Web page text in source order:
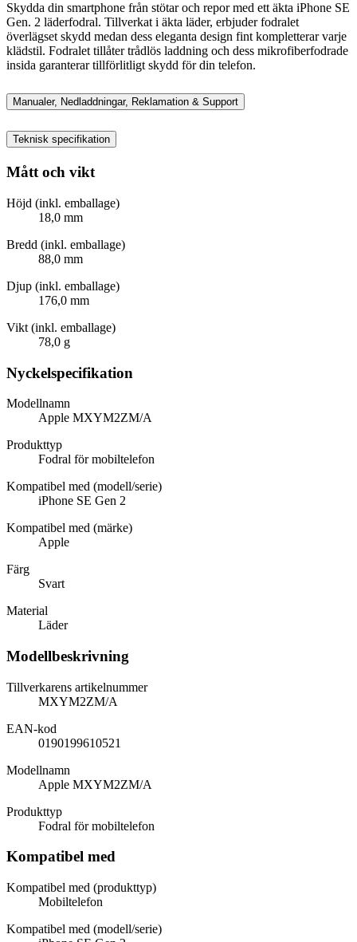
Skydda din smartphone från stötar och repor med ett äkta iPhone SE
Gen. 2 läderfodral. Tillverkat i äkta läder, erbjuder fodralet
överlägset skydd medan dess eleganta design fint kompletterar varje
klädstil. Fodralet tillåter trådlös laddning och dess mikrofiberfodrade
insida garanterar tillförlitligt skydd för din telefon.
Manualer, Nedladdningar, Reklamation & Support
Teknisk specifikation
Mått och vikt
Höjd (inkl. emballage)
18,0 mm
Bredd (inkl. emballage)
88,0 mm
Djup (inkl. emballage)
176,0 mm
Vikt (inkl. emballage)
78,0 g
Nyckelspecifikation
Modellnamn
Apple MXYM2ZM/A
Produkttyp
Fodral för mobiltelefon
Kompatibel med (modell/serie)
iPhone SE Gen 2
Kompatibel med (märke)
Apple
Färg
Svart
Material
Läder
Modellbeskrivning
Tillverkarens artikelnummer
MXYM2ZM/A
EAN-kod
0190199610521
Modellnamn
Apple MXYM2ZM/A
Produkttyp
Fodral för mobiltelefon
Kompatibel med
Kompatibel med (produkttyp)
Mobiltelefon
Kompatibel med (modell/serie)